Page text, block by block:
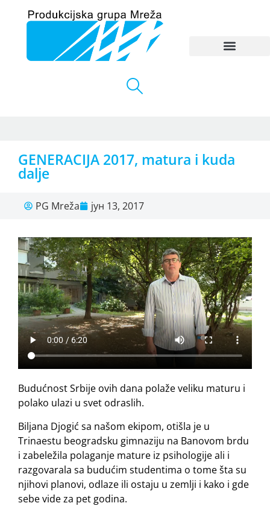
GENERACIJA 2017, matura i kuda
dalje
PG Mreža јун 13, 2017
Budućnost Srbije ovih dana polaže veliku maturu i
polako ulazi u svet odraslih.
Biljana Djogić sa našom ekipom, otišla je u
Trinaestu beogradsku gimnaziju na Banovom brdu
i zabeležila polaganje mature iz psihologije ali i
razgovarala sa budućim studentima o tome šta su
njihovi planovi, odlaze ili ostaju u zemlji i kako i gde
sebe vide za pet godina.